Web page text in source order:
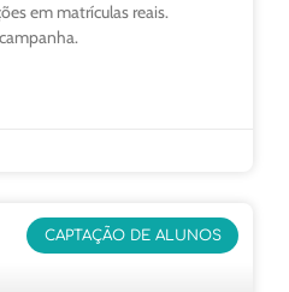
em matrículas reais.
CAPTAÇÃO DE ALUNOS